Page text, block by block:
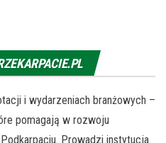
i wydarzeniach branżowych –
pomagają w rozwoju
Prowadzi instytucja